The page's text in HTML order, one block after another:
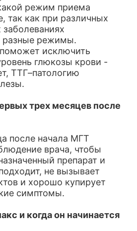
режим приема
так как при различных
разные режимы.
исключить
глюкозы крови -
ТТГ–патологию
трех месяцев после
после начала МГТ
врача, чтобы
препарат и
не вызывает
и хорошо купирует
симптомы.
и когда он начинается